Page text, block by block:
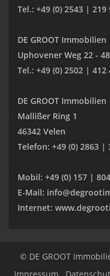
Tel.: +49 (0) 2543 | 219
DE GROOT
Uphovener Weg 22 -
Tel.: +49 (0) 2502 | 412
DE GROOT
Mallißer Ring 1
46342 Velen
Telefon: +49 (0) 2863 |
Mobil: +49 (0) 157 |
E-Mail:
Internet:
© DE GROOT